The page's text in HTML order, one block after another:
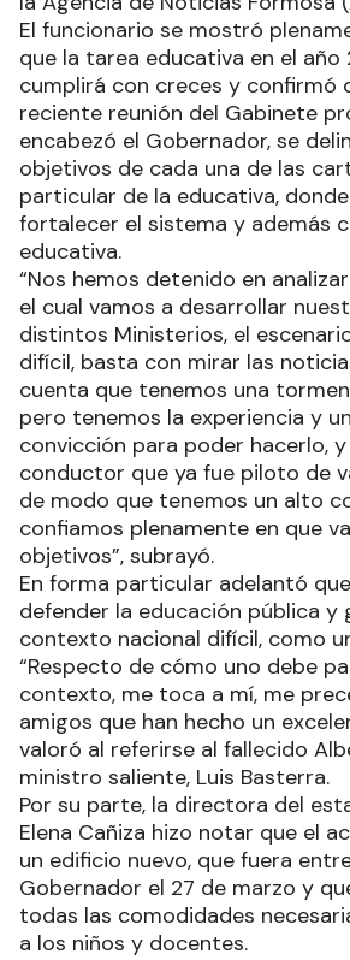
El funcionario se mostró
que la tarea educativa en el año
cumplirá con creces y confirmó
reciente reunión del Gabinete
encabezó el Gobernador, se
objetivos de cada una de las
particular de la educativa,
fortalecer el sistema y además
educativa.
“Nos hemos detenido en
el cual vamos a desarrollar
distintos Ministerios, el
difícil, basta con mirar las
cuenta que tenemos una
pero tenemos la experiencia y
convicción para poder hacerlo,
conductor que ya fue piloto de
de modo que tenemos un alto
confiamos plenamente en que
objetivos”, subrayó.
En forma particular adelantó
defender la educación pública y
contexto nacional difícil, como
“Respecto de cómo uno debe
contexto, me toca a mí, me
amigos que han hecho un
valoró al referirse al fallecido
ministro saliente, Luis Basterra.
Por su parte, la directora del
Elena Cañiza hizo notar que el
un edificio nuevo, que fuera
Gobernador el 27 de marzo y
todas las comodidades
a los niños y docentes.